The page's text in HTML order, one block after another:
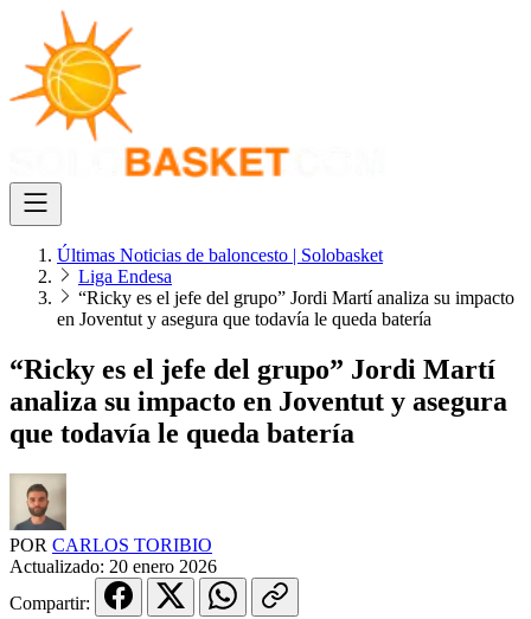
Últimas Noticias de baloncesto | Solobasket
Liga Endesa
“Ricky es el jefe del grupo” Jordi Martí analiza su impacto
en Joventut y asegura que todavía le queda batería
“Ricky es el jefe del grupo” Jordi Martí
analiza su impacto en Joventut y asegura
que todavía le queda batería
POR CARLOS TORIBIO
Actualizado: 20 enero 2026
Compartir: